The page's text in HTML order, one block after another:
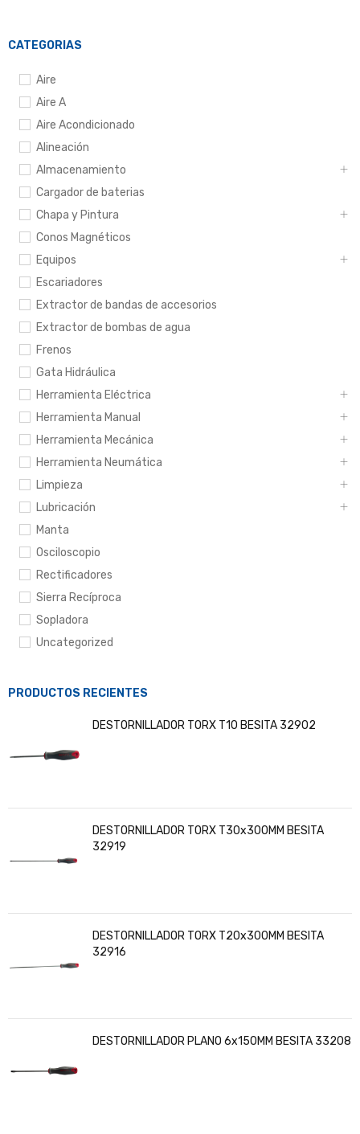
CATEGORIAS
Aire
Aire A
Aire Acondicionado
Alineación
Almacenamiento
Cargador de baterias
Chapa y Pintura
Conos Magnéticos
Equipos
Escariadores
Extractor de bandas de accesorios
Extractor de bombas de agua
Frenos
Gata Hidráulica
Herramienta Eléctrica
Herramienta Manual
Herramienta Mecánica
Herramienta Neumática
Limpieza
Lubricación
Manta
Osciloscopio
Rectificadores
Sierra Recíproca
Sopladora
Uncategorized
PRODUCTOS RECIENTES
DESTORNILLADOR TORX T10 BESITA 32902
DESTORNILLADOR TORX T30x300MM BESITA
32919
DESTORNILLADOR TORX T20x300MM BESITA
32916
DESTORNILLADOR PLANO 6x150MM BESITA 33208